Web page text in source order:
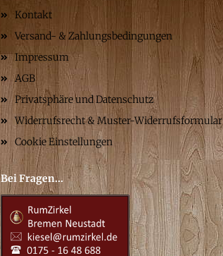
Kontakt
Versand- & Zahlungsbedingungen
Impressum
AGB
Privatsphäre und Datenschutz
Widerrufsrecht & Muster-Widerrufsformular
Cookie Einstellungen
Bei Fragen...